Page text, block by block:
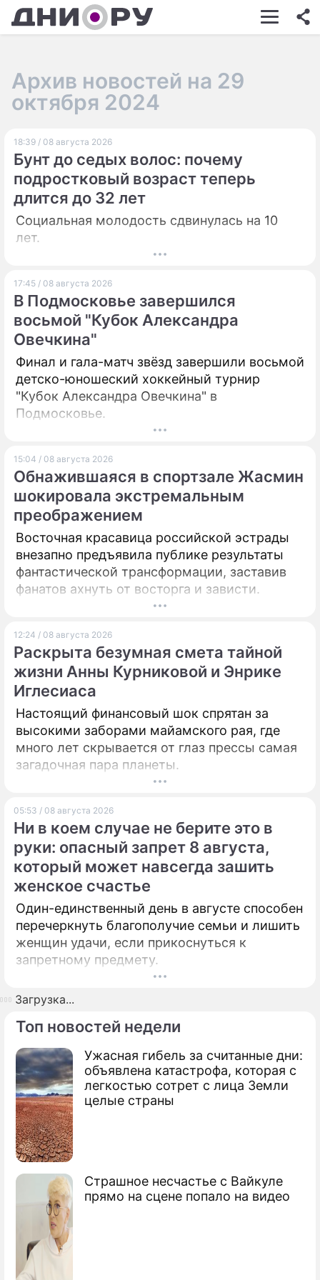
ШОУ-БИЗНЕС
КИНО
ЭКОНОМИКА
ИГРЫ
О ПРОЕКТЕ
Топ новостей недели
Ужасная гибель за считанные дни:
объявлена катастрофа, которая с
легкостью сотрет с лица Земли
целые страны
Страшное несчастье с Вайкуле
прямо на сцене попало на видео
Архив новостей на 29
октября 2024
18:39 / 08 августа 2026
Бунт до седых волос: почему
подростковый возраст теперь
длится до 32 лет
Социальная молодость сдвинулась на 10
лет.
17:45 / 08 августа 2026
В Подмосковье завершился
восьмой "Кубок Александра
Овечкина"
Финал и гала-матч звёзд завершили восьмой
детско-юношеский хоккейный турнир
"Кубок Александра Овечкина" в
Подмосковье.
15:04 / 08 августа 2026
Обнажившаяся в спортзале Жасмин
шокировала экстремальным
преображением
Восточная красавица российской эстрады
внезапно предъявила публике результаты
фантастической трансформации, заставив
фанатов ахнуть от восторга и зависти.
12:24 / 08 августа 2026
Раскрыта безумная смета тайной
жизни Анны Курниковой и Энрике
Иглесиаса
Настоящий финансовый шок спрятан за
высокими заборами майамского рая, где
много лет скрывается от глаз прессы самая
загадочная пара планеты.
05:53 / 08 августа 2026
Ни в коем случае не берите это в
руки: опасный запрет 8 августа,
который может навсегда зашить
женское счастье
Один-единственный день в августе способен
перечеркнуть благополучие семьи и лишить
женщин удачи, если прикоснуться к
запретному предмету.
Загрузка...